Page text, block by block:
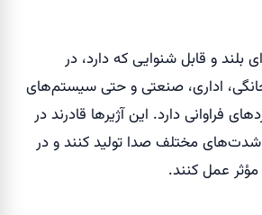
بلند و قابل شنوایی که دارد، در
اداری، صنعتی و حتی سیستم‌های
فراوانی دارد. این آژیرها قادرند در
مختلف صدا تولید کنند و در
عمل کنند.